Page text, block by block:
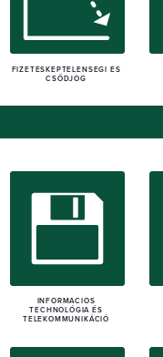
FIZETÉSKÉPTELENSÉGI ÉS
CSŐDJOG
INFORMÁCIÓS
TECHNOLÓGIA ÉS
TELEKOMMUNIKÁCIÓ